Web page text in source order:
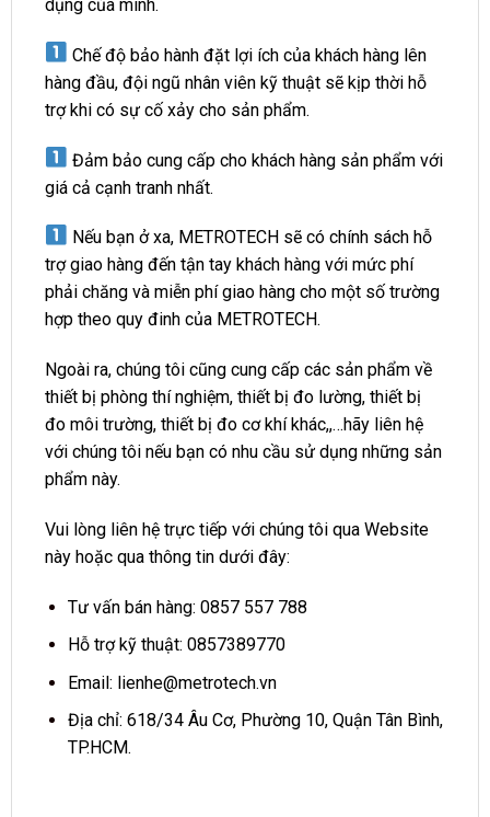
dụng của mình.
Chế độ bảo hành đặt lợi ích của khách hàng lên
hàng đầu, đội ngũ nhân viên kỹ thuật sẽ kịp thời hỗ
trợ khi có sự cố xảy cho sản phẩm.
Đảm bảo cung cấp cho khách hàng sản phẩm với
giá cả cạnh tranh nhất.
Nếu bạn ở xa, METROTECH sẽ có chính sách hỗ
trợ giao hàng đến tận tay khách hàng với mức phí
phải chăng và miễn phí giao hàng cho một số trường
hợp theo quy đinh của METROTECH.
Ngoài ra, chúng tôi cũng cung cấp các sản phẩm về
thiết bị phòng thí nghiệm, thiết bị đo lường, thiết bị
đo môi trường, thiết bị đo cơ khí khác,,…hãy liên hệ
với chúng tôi nếu bạn có nhu cầu sử dụng những sản
phẩm này.
Vui lòng liên hệ trực tiếp với chúng tôi qua Website
này hoặc qua thông tin dưới đây:
Tư vấn bán hàng: 0857 557 788
Hỗ trợ kỹ thuật: 0857389770
Email: lienhe@metrotech.vn
Địa chỉ: 618/34 Âu Cơ, Phường 10, Quận Tân Bình,
TP.HCM.